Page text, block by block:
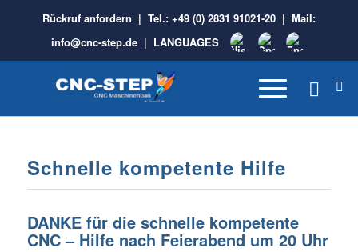
Rückruf anfordern | Tel.: +49 (0) 2831 91021-20| Mail:
info@cnc-step.de | LANGUAGES
Schnelle kompetente Hilfe
DANKE für die schnelle kompetente
CNC – Hilfe nach Feierabend um 20 Uhr